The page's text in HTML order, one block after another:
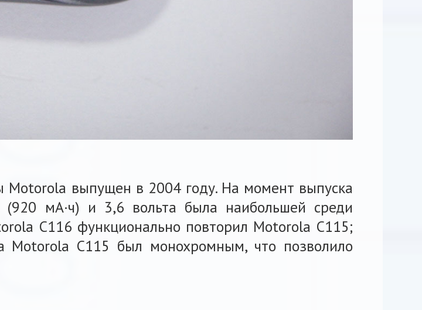
выпущен в 2004 году. На момент выпуска
(920 мА·ч) и 3,6 вольта была наибольшей среди
C116 функционально повторил Motorola C115;
Motorola C115 был монохромным, что позволило